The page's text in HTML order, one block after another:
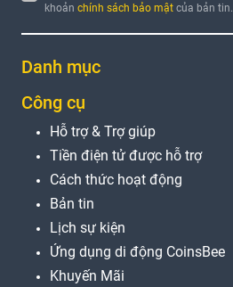
khoảnchính sách bảo mật của bản tin.
Danh mục
Công cụ
Hỗ trợ & Trợ giúp
Tiền điện tử được hỗ trợ
Cách thức hoạt động
Bản tin
Lịch sự kiện
Ứng dụng di động CoinsBee
Khuyến Mãi